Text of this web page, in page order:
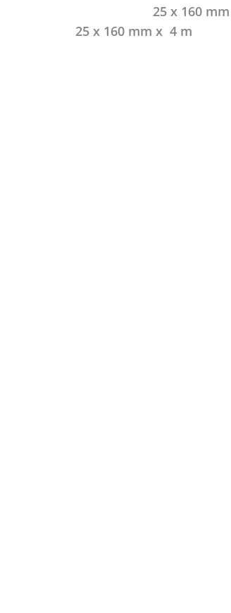
25 x 160
25 x 160 mm x